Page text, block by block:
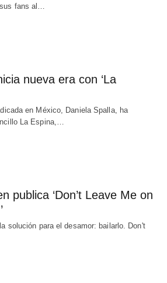
sus fans al…
nueva era con ‘La
en México, Daniela Spalla, ha
La Espina,…
publica ‘Don’t Leave Me on
solución para el desamor: bailarlo. Don't